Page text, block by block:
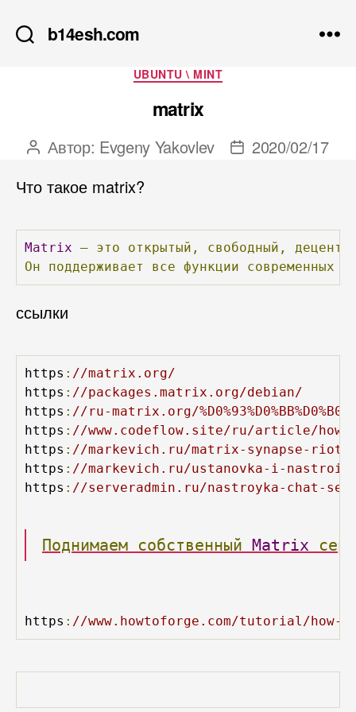
b14esh.com
Рубрики
UBUNTU \ MINT
matrix
Автор
Автор: Evgeny Yakovlev
Дата2020/02/17
Что такое matrix?
Matrix — это открытый, свободный,
Он
поддерживает все функции современных
ссылки
https : //matrix.org/
https : //packages.matrix.org/debian/
https : //ru-matrix.org/
https : //www.codeflow.site/ru/article/how-
https : //markevich.ru/matrix-synapse-riot-
https : //markevich.ru/ustanovka-i-
https : //serveradmin.ru/nastroyka-chat-
Поднимаем собственный Matrix
https : //www.howtoforge.com/tutorial/